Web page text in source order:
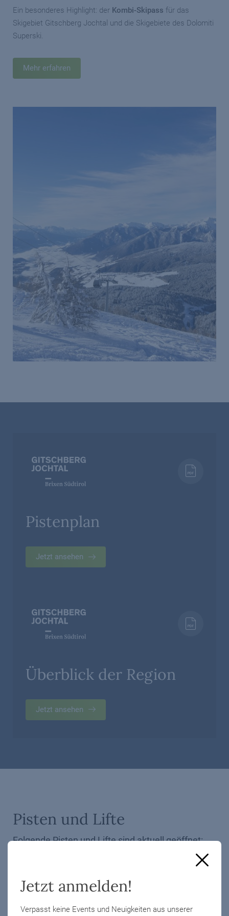
Ein besonderes Highlight: der Kombi-Skipass für das
Skigebiet Gitschberg Jochtal und die Skigebiete des Dolomiti
Superski.
Mehr erfahren
Pistenplan
Jetzt ansehen
Überblick der Region
Jetzt ansehen
Pisten und Lifte
Folgende Pisten und Lifte sind aktuell geöffnet:
Lifte
Jetzt anmelden!
Verpasst keine Events und Neuigkeiten aus unserer